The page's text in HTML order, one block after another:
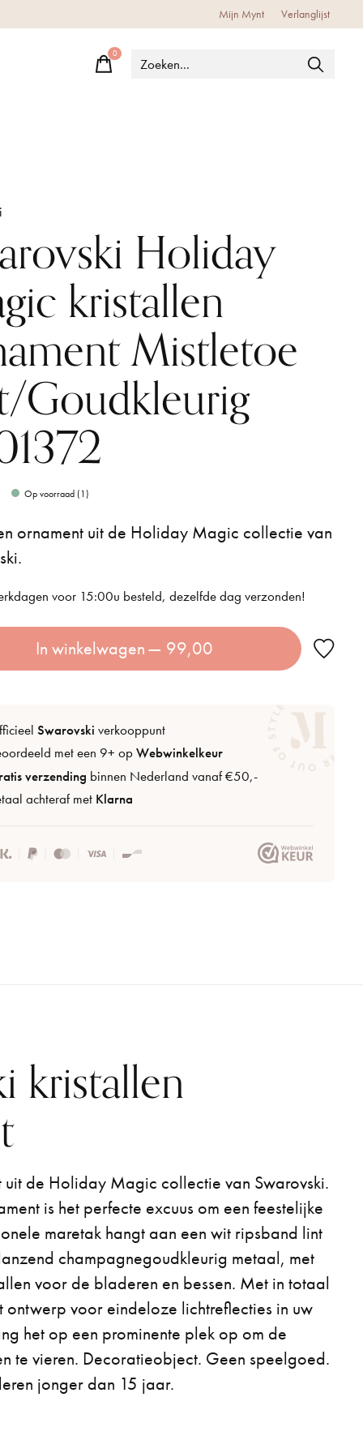
Mijn Mynt Verlanglijst
0items
Holiday
kristallen
Mistletoe
Goudkleurig
Op voorraad (1)
ornament uit de Holiday Magic collectie van
voor 15:00u besteld, dezelfde dag verzonden!
In winkelwagen — 99,00
Swarovski verkooppunt
met een 9+ opWebwinkelkeur
verzending binnen Nederland vanaf €50,-
achteraf met Klarna
kristallen
uit de Holiday Magic collectie van Swarovski.
is het perfecte excuus om een feestelijke
maretak hangt aan een wit ripsband lint
champagnegoudkleurig metaal, met
voor de bladeren en bessen. Met in totaal
ontwerp voor eindeloze lichtreflecties in uw
het op een prominente plek op om de
te vieren. Decoratieobject. Geen speelgoed.
jonger dan 15 jaar.